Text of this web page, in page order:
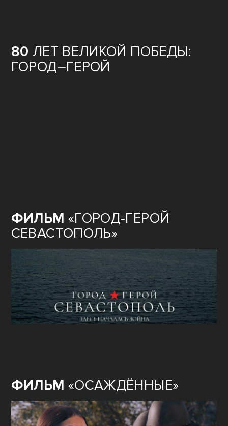
80 ЛЕТ ВЕЛИКОЙ ПОБЕДЫ:
ГОРОД–ГЕРОЙ
ФИЛЬМ «ГОРОД-ГЕРОЙ
СЕВАСТОПОЛЬ»
ФИЛЬМ «ОСАЖДЁННЫЕ»